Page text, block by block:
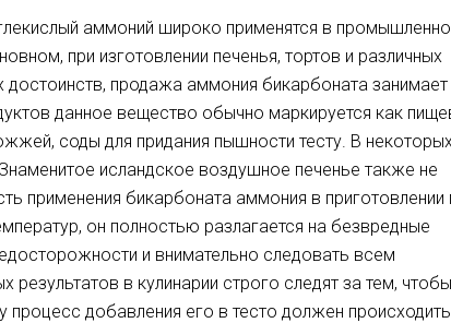
аммоний широко применятся в
при изготовлении печенья, тортов и различных
продажа аммония бикарбоната занимает
данное вещество обычно маркируется как
соды для придания пышности тесту. В
исландское воздушное печенье также не
применения бикарбоната аммония в приготовлении
он полностью разлагается на безвредные
и внимательно следовать всем
в кулинарии строго следят за тем, чтобы
добавления его в тесто должен происходить